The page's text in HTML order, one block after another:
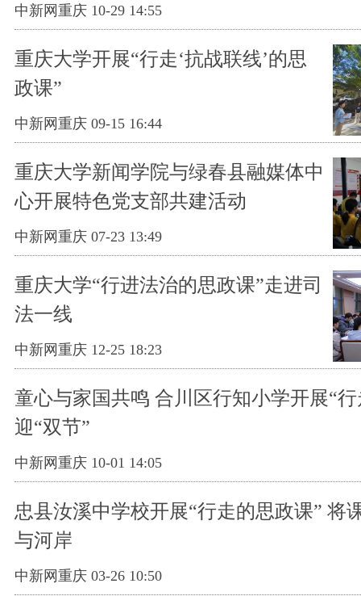
中新网重庆 10-29 14:55
重庆大学开展“行走‘抗战联线’的思
政课”
中新网重庆 09-15 16:44
重庆大学新闻学院与绿春县融媒体中
心开展特色党支部共建活动
中新网重庆 07-23 13:49
重庆大学“行进法治的思政课”走进司
法一线
中新网重庆 12-25 18:23
童心与家国共鸣 合川区行知小学开展“
迎“双节”
中新网重庆 10-01 14:05
忠县汝溪中学校开展“行走的思政课” 将
与河岸
中新网重庆 03-26 10:50